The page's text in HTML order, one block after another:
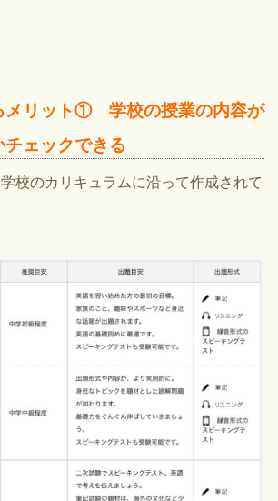
メリット① 学校の授業の内容が
ェックできる
校のカリキュラムに沿って作成されて